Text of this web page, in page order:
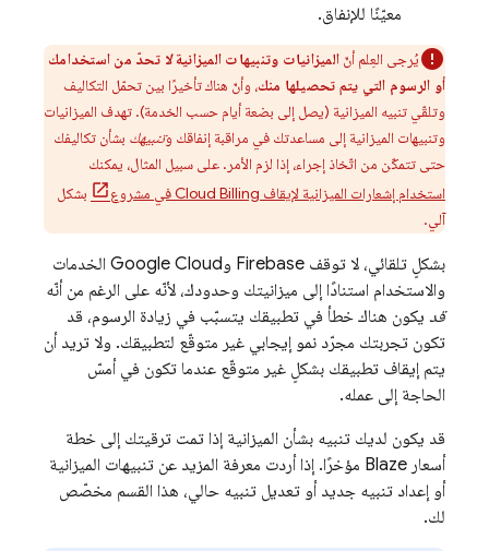
معيّنًا للإنفاق.
يُرجى العِلم أنّ الميزانيات وتنبيهات الميزانيةلا تحدّ من استخدامك
أو الرسوم التي يتم تحصيلها منك، وأنّ هناك تأخيرًا بين تحمّل التكاليف
وتلقّي تنبيه الميزانية (يصل إلى بضعة أيام حسب الخدمة). تهدف الميزانيات
وتنبيهات الميزانية إلى مساعدتك في مراقبة إنفاقك وتنبيهك بشأن تكاليفك
حتى تتمكّن من اتّخاذ إجراء، إذا لزم الأمر. على سبيل المثال، يمكنك
استخدام إشعارات الميزانية لإيقاف Cloud Billingفي مشروع
بشكل
آلي.
بشكلٍ تلقائي، لا توقف Firebase و Google Cloud الخدمات
والاستخدام استنادًا إلى ميزانيتك وحدودك، لأنّه على الرغم من أنّه
قد يكون هناك خطأ في تطبيقك يتسبّب في زيادة الرسوم، قد
تكون تجربتك مجرّد نمو إيجابي غير متوقّع لتطبيقك. ولا تريد أن
يتم إيقاف تطبيقك بشكلٍ غير متوقّع عندما تكون في أمسّ
الحاجة إلى عمله.
قد يكون لديك تنبيه بشأن الميزانية إذا تمت ترقيتك إلى خطة
أسعار Blaze مؤخرًا. إذا أردت معرفة المزيد عن تنبيهات الميزانية
أو إعداد تنبيه جديد أو تعديل تنبيه حالي، هذا القسم مخصّص
لك.